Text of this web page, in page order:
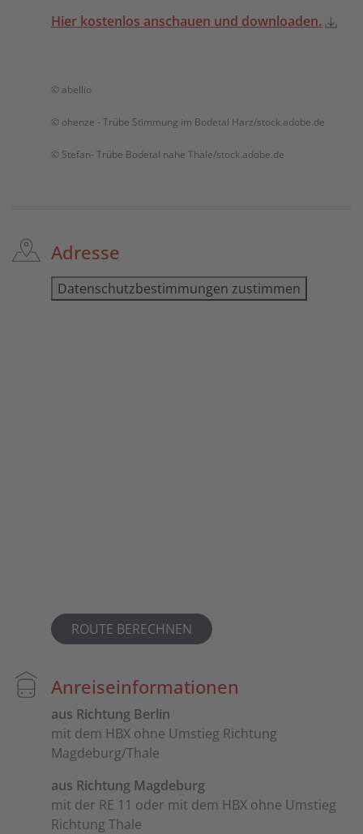
Hier kostenlos anschauen und downloaden.
© abellio
© ohenze - Trübe Stimmung im Bodetal Harz/stock.adobe.de
© Stefan- Trübe Bodetal nahe Thale/stock.adobe.de
Adresse
Datenschutzbestimmungen zustimmen
ROUTE BERECHNEN
Anreiseinformationen
aus Richtung Berlin
mit dem HBX ohne Umstieg Richtung
Magdeburg/Thale
aus Richtung Magdeburg
mit der RE 11 oder mit dem HBX ohne Umstieg
Richtung Thale